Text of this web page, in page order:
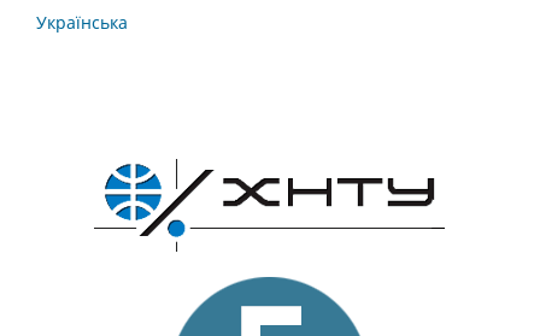
Українська